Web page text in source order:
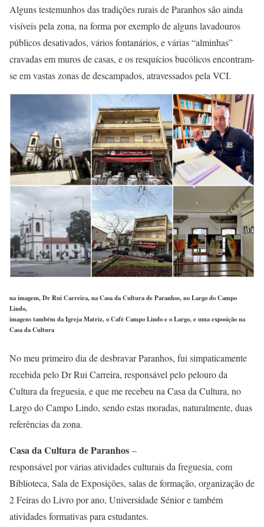
Alguns testemunhos das tradições rurais de Paranhos são ainda
visíveis pela zona, na forma por exemplo de alguns lavadouros
públicos desativados, vários fontanários, e várias “alminhas”
cravadas em muros de casas, e os resquícios bucólicos encontram-
se em vastas zonas de descampados, atravessados pela VCI.
na imagem, Dr Rui Carreira, na Casa da Cultura de Paranhos, no Largo do Campo
Lindo,
imagens também da Igreja Matriz, o Café Campo Lindo e o Largo, e uma exposição na
Casa da Cultura
No meu primeiro dia de desbravar Paranhos, fui simpaticamente
recebida pelo Dr Rui Carreira, responsável pelo pelouro da
Cultura da freguesia, e que me recebeu na Casa da Cultura, no
Largo do Campo Lindo, sendo estas moradas, naturalmente, duas
referências da zona.
Casa da Cultura de Paranhos –
responsável por várias atividades culturais da freguesia, com
Biblioteca, Sala de Exposições, salas de formação, organização de
2 Feiras do Livro por ano, Universidade Sénior e também
atividades formativas para estudantes.